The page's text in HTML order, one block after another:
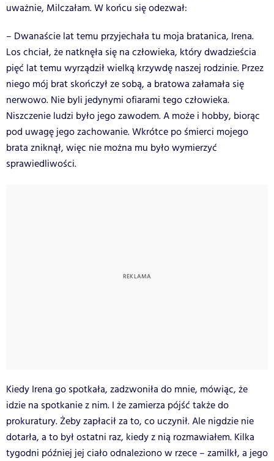
uważnie, Milczałam. W końcu się odezwał:
– Dwanaście lat temu przyjechała tu moja bratanica, Irena.
Los chciał, że natknęła się na człowieka, który dwadzieścia
pięć lat temu wyrządził wielką krzywdę naszej rodzinie. Przez
niego mój brat skończył ze sobą, a bratowa załamała się
nerwowo. Nie byli jedynymi ofiarami tego człowieka.
Niszczenie ludzi było jego zawodem. A może i hobby, biorąc
pod uwagę jego zachowanie. Wkrótce po śmierci mojego
brata zniknął, więc nie można mu było wymierzyć
sprawiedliwości.
Kiedy Irena go spotkała, zadzwoniła do mnie, mówiąc, że
idzie na spotkanie z nim. I że zamierza pójść także do
prokuratury. Żeby zapłacił za to, co uczynił. Ale nigdzie nie
dotarła, a to był ostatni raz, kiedy z nią rozmawiałem. Kilka
tygodni później jej ciało odnaleziono w rzece – zamilkł, a jego